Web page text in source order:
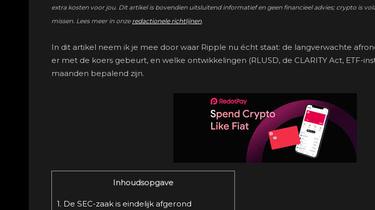
extra kosten voor jou. Dit artikel is bovendien uitsluitend informatief en geen financieel advies; crypto is
missen. Lees meer in onze redactionele richtlijnen.
In dit artikel neem ik je mee door waar Ripple nu écht staat: de langverwachte
er met de koers gebeurt, en welke ontwikkelingen (RLUSD, de CLARITY Act, ETF-
maanden bepalend zijn.
Inhoudsopgave
1. De SEC-zaak is eindelijk afgerond